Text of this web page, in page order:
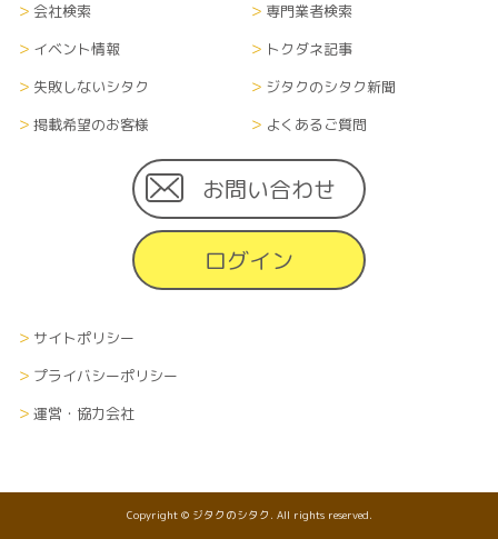
き、漏洩や流出、改ざん等のないよう適切に管理
し、継続的に運営します。また、登録者がサイト掲
載住宅会社に対して個人情報を渡した場合、個人
情報の取扱に関しては、各企業の方針に準じます。
■情報の削除、破棄及び変更について
当サイトにて収集した利用者の個人情報（あらゆ
る媒体形式すべて）は、本人の申し出により、本人
に関する情報のすべてまたは一部を削除、破棄また
は変更できるものとします。その際、申し出者の本
人確認を、当社が指定する方法で行います。
■情報の送受信に関する費用について
利用者が当サイトを利用するために必要な通信費
ます。また、当社から利用者へメールなどで情報を
会社検索
専門業者検索
イベント情報
トクダネ記事
失敗しないシタク
ジタクのシタク新聞
掲載希望のお客様
よくあるご質問
お問い合わせ
ログイン
サイトポリシー
プライバシーポリシー
運営・協力会社
Copyright © ジタクのシタク. All rights reserved.